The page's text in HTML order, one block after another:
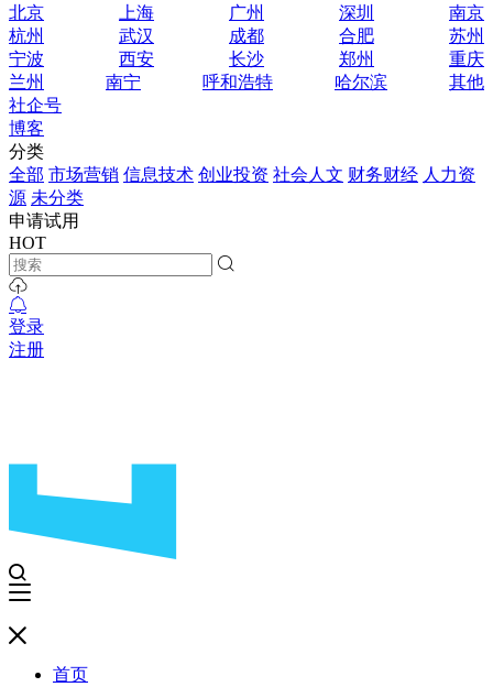
北京
上海 广州 深圳
南京
杭州
武汉 成都 合肥
苏州
宁波
西安 长沙 郑州
重庆
兰州
南宁 呼和浩特 哈尔滨
其他
社企号
博客
分类
全部 市场营销 信息技术 创业投资 社会人文 财务财经 人力资
源 未分类
申请试用
HOT
登录
注册
首页